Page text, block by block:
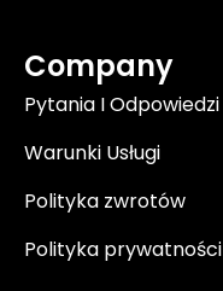
Company
Pytania I Odpowiedzi
Warunki Usługi
Polityka zwrotów
Polityka prywatności